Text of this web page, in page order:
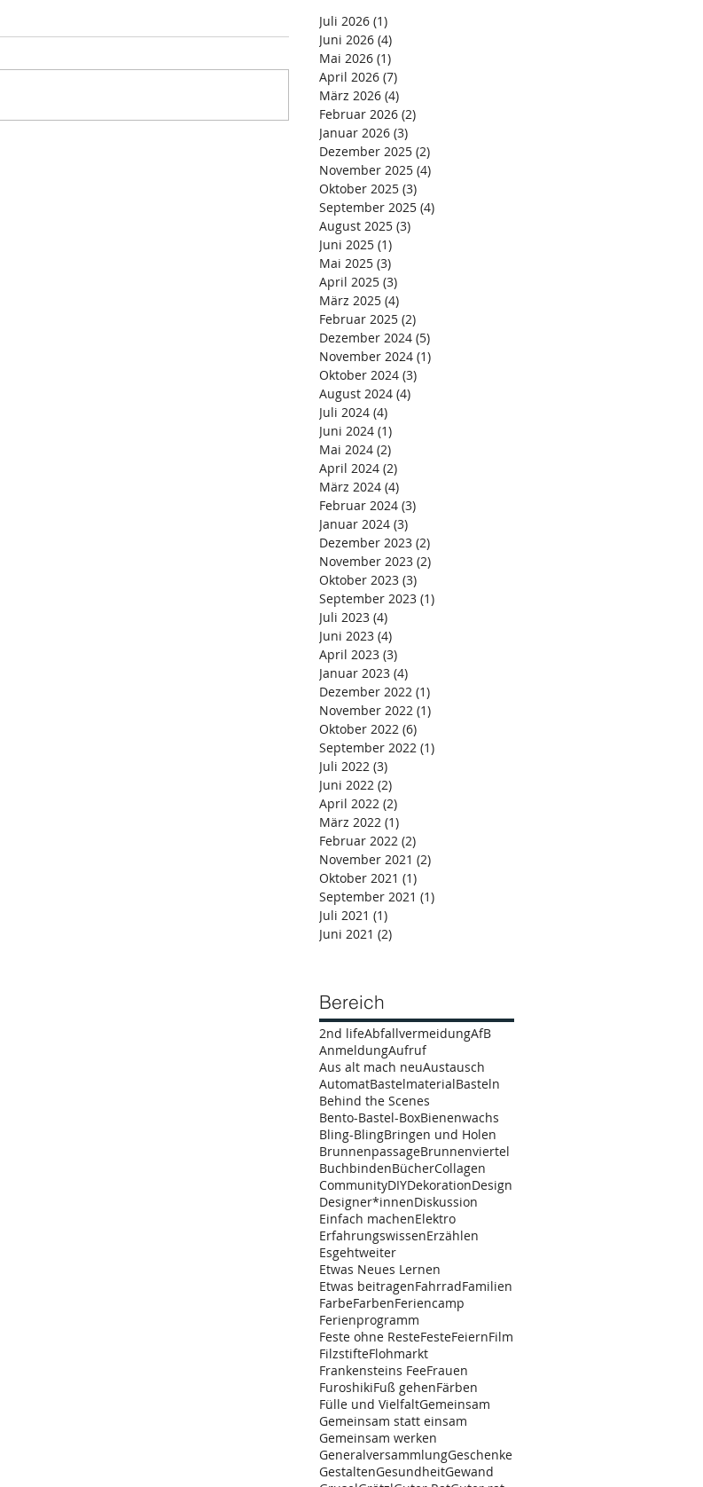
Juli 2026 (1)
Juni 2026 (4)
Mai 2026 (1)
April 2026 (7)
März 2026 (4)
Februar 2026 (2)
Januar 2026 (3)
Dezember 2025 (2)
November 2025 (4)
Oktober 2025 (3)
September 2025 (4)
August 2025 (3)
Juni 2025 (1)
Mai 2025 (3)
April 2025 (3)
März 2025 (4)
Februar 2025 (2)
Dezember 2024 (5)
November 2024 (1)
Oktober 2024 (3)
August 2024 (4)
Juli 2024 (4)
Juni 2024 (1)
Mai 2024 (2)
April 2024 (2)
März 2024 (4)
Februar 2024 (3)
Januar 2024 (3)
Dezember 2023 (2)
November 2023 (2)
Oktober 2023 (3)
September 2023 (1)
Juli 2023 (4)
Juni 2023 (4)
April 2023 (3)
Januar 2023 (4)
Dezember 2022 (1)
November 2022 (1)
Oktober 2022 (6)
September 2022 (1)
Juli 2022 (3)
Juni 2022 (2)
April 2022 (2)
März 2022 (1)
Februar 2022 (2)
November 2021 (2)
Oktober 2021 (1)
September 2021 (1)
Juli 2021 (1)
Juni 2021 (2)
Bereich
2nd lifeAbfallvermeidungAfB
AnmeldungAufruf
Aus alt mach neuAustausch
AutomatBastelmaterialBasteln
Behind the Scenes
Bento-Bastel-BoxBienenwachs
Bling-BlingBringen und Holen
BrunnenpassageBrunnenviertel
BuchbindenBücherCollagen
CommunityDIYDekorationDesign
Designer*innenDiskussion
Einfach machenElektro
ErfahrungswissenErzählen
Esgehtweiter
Etwas Neues Lernen
Etwas beitragenFahrradFamilien
FarbeFarbenFeriencamp
Ferienprogramm
Feste ohne ResteFesteFeiernFilm
FilzstifteFlohmarkt
Frankensteins FeeFrauen
FuroshikiFuß gehenFärben
Fülle und VielfaltGemeinsam
Gemeinsam statt einsam
Gemeinsam werken
GeneralversammlungGeschenke
GestaltenGesundheitGewand